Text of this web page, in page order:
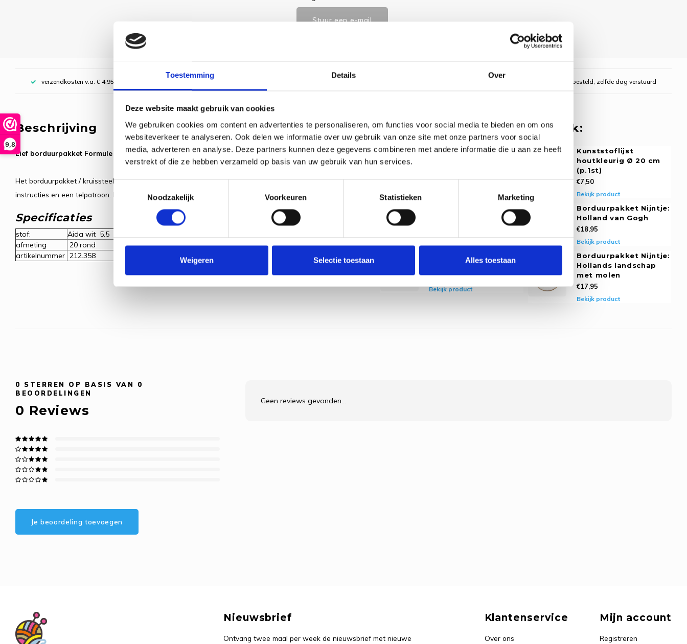
Toestemming Details Over
Deze website maakt gebruik van cookies
We gebruiken cookies om content en advertenties te personaliseren, om functies voor social media te bieden en om ons
websiteverkeer te analyseren. Ook delen we informatie over uw gebruik van onze site met onze partners voor social
media, adverteren en analyse. Deze partners kunnen deze gegevens combineren met andere informatie die u aan ze heeft
verstrekt of die ze hebben verzameld op basis van uw gebruik van hun services.
Toestemmingsselectie
Noodzakelijk
Voorkeuren Statistieken Marketing
Weigeren Selectie toestaan Alles toestaan
9,8
Stuur een e-mail
verzendkosten v.a. € 4,95, boven € 70,00 gratis (NL) Voor 16:00 uur besteld, zelfde dag verstuurd
Beschrijving
Lief borduurpakket Formule 1
Het borduurpakket / kruissteek pakket wordt geleverd inclusief borduurstof, naald, 100% katoen garen,
instructies en een telpatroon. Exclusief borduurring deze is er natuurlijk altijd bij te bestellen.
Specificaties
stof:
Aida wit 5.5 100% katoen
afmeting
20 rond
artikelnummer 212.358
Dit vind je misschien ook leuk:
Borduurring Kunststof
€5,15
Kunststoflijst
houtkleurig Ø 20 cm
(p.1st)
€7,50
Bekijk product
Borduurpakket PAKO -
Borduurpakket Nijntje:
Holland van Gogh
€18,95
Bekijk product
Borduurpakket Nijntje:
Holland op de fiets
€19,35
Bekijk product
Borduurpakket Nijntje:
Hollands landschap
met molen
€17,95
Bekijk product
0 STERREN OP BASIS VAN 0
BEOORDELINGEN
0 Reviews
Je beoordeling toevoegen
Geen reviews gevonden...
Nieuwsbrief
Ontvang twee maal per week de nieuwsbrief met nieuwe
Klantenservice
Over ons
Mijn account
Registreren